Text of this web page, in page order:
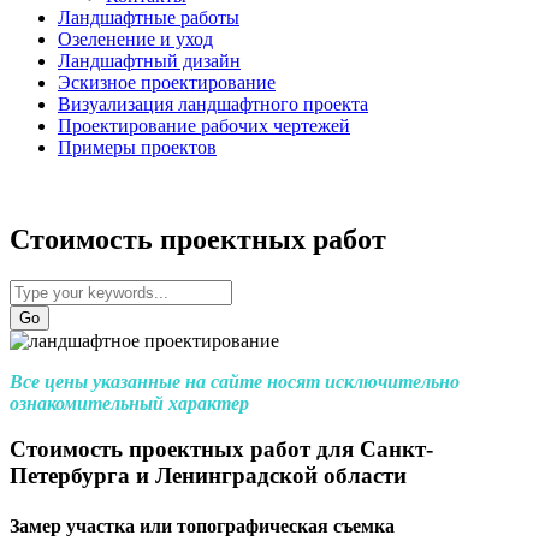
Ландшафтные работы
Озеленение и уход
Ландшафтный дизайн
Эскизное проектирование
Визуализация ландшафтного проекта
Проектирование рабочих чертежей
Примеры проектов
Стоимость проектных работ
Все цены указанные на сайте носят исключительно
ознакомительный характер
Стоимость проектных работ для Санкт-
Петербурга и Ленинградской области
Замер участка или топографическая съемка